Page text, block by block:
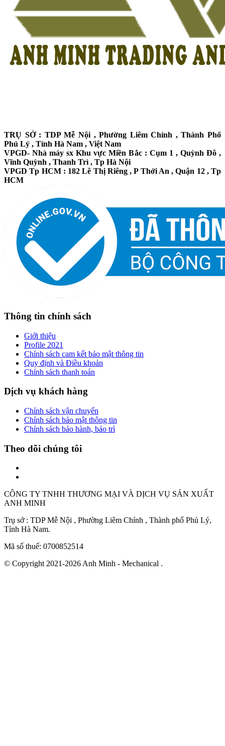
TRỤ SỞ : TDP Mễ Nội , Phường Liêm Chính , Thành Phố
Phủ Lý , Tỉnh Hà Nam , Việt Nam
VPGD- Nhà máy sx Khu vực Miền Bắc : Cụm 1 , Quỳnh Đô ,
Vĩnh Quỳnh , Thanh Trì , Tp Hà Nội
VPGD Tp HCM : 182 Lê Thị Riêng , P Thới An , Quận 12 , Tp
HCM
Thông tin chính sách
Giới thiệu
Profile 2021
Chính sách cam kết bảo mật thông tin
Quy định và Điều khoản
Chính sách thanh toán
Dịch vụ khách hàng
Chính sách vận chuyển
Chính sách bảo mật thông tin
Chính sách bảo hành, bảo trì
Theo dõi chúng tôi
CÔNG TY TNHH THƯƠNG MẠI VÀ DỊCH VỤ SẢN XUẤT
ANH MINH
Trụ sở : TDP Mễ Nội , Phường Liêm Chính , Thành phố Phủ Lý,
Tỉnh Hà Nam.
Mã số thuế: 0700852514
© Copyright 2021-2026 Anh Minh - Mechanical .